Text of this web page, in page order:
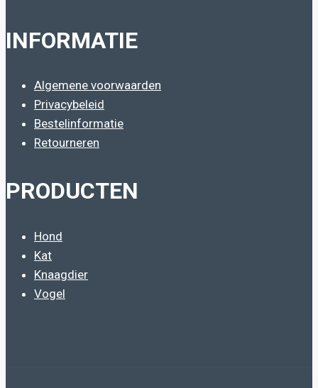
INFORMATIE
Algemene voorwaarden
Privacybeleid
Bestelinformatie
Retourneren
PRODUCTEN
Hond
Kat
Knaagdier
Vogel